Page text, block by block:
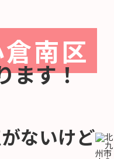
南区
ます！
ないけど